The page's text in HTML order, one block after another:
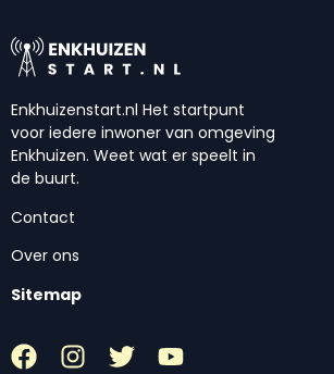
Enkhuizenstart.nl Het startpunt
voor iedere inwoner van omgeving
Enkhuizen. Weet wat er speelt in
de buurt.
Contact
Over ons
Sitemap